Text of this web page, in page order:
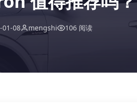
01-08 mengshi 106 阅读